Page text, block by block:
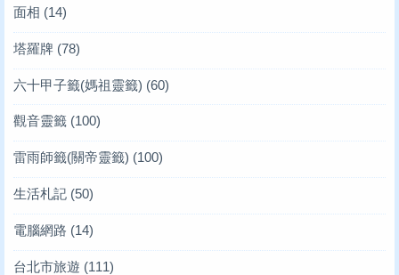
面相 (14)
塔羅牌 (78)
六十甲子籤(媽祖靈籤) (60)
觀音靈籤 (100)
雷雨師籤(關帝靈籤) (100)
生活札記 (50)
電腦網路 (14)
台北市旅遊 (111)